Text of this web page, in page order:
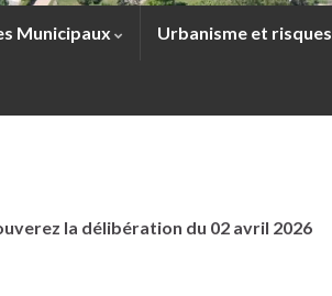
Municipaux Urbanisme et risques
la délibération du 02 avril 2026